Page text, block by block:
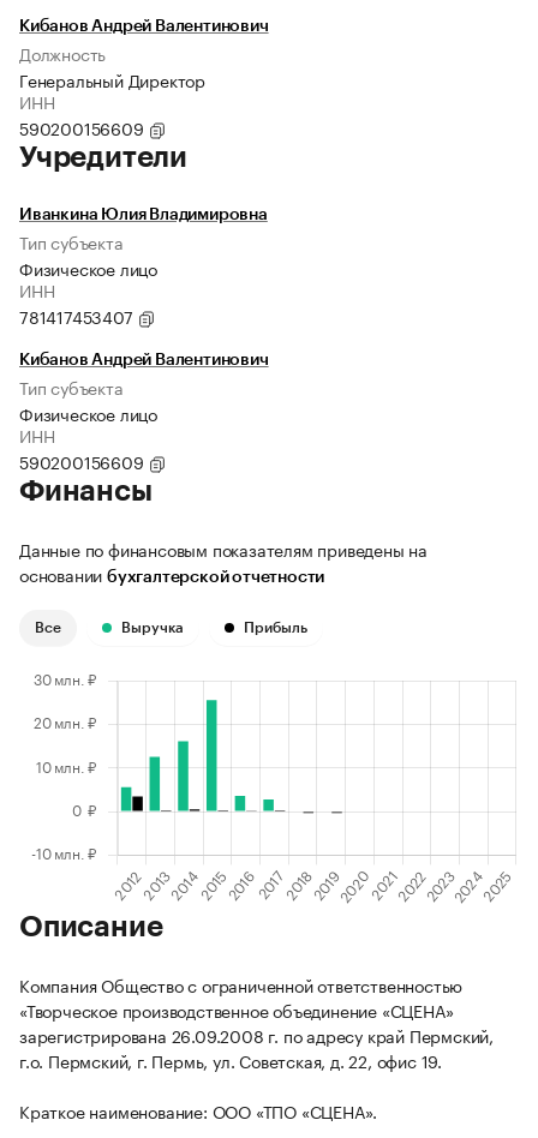
Кибанов Андрей Валентинович
Должность
Генеральный Директор
ИНН
590200156609
Учредители
Иванкина Юлия Владимировна
Тип субъекта
Физическое лицо
ИНН
781417453407
Кибанов Андрей Валентинович
Тип субъекта
Физическое лицо
ИНН
590200156609
Финансы
Данные по финансовым показателям приведены на
основании бухгалтерской отчетности
Все Выручка Прибыль
Описание
Компания Общество с ограниченной ответственностью
«Творческое производственное объединение «СЦЕНА»
зарегистрирована 26.09.2008 г. по адресу край Пермский,
г.о. Пермский, г. Пермь, ул. Советская, д. 22, офис 19.
Краткое наименование: ООО «ТПО «СЦЕНА».